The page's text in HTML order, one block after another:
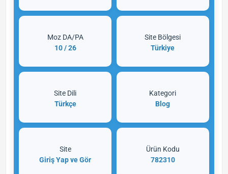
Moz DA/PA
10 / 26
Site Bölgesi
Türkiye
Site Dili
Türkçe
Kategori
Blog
Site
Giriş Yap ve Gör
Ürün Kodu
782310